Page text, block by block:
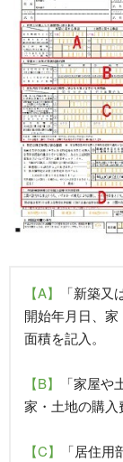
【A】
「新築
開始年月日、
面積を記入。
【B】
「家屋
家・土地の購入
【C】
「居住